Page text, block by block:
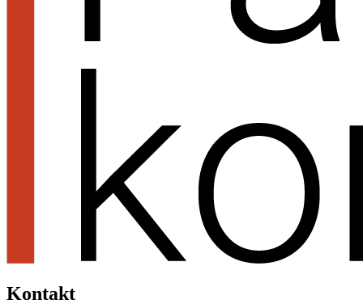
Kontakt